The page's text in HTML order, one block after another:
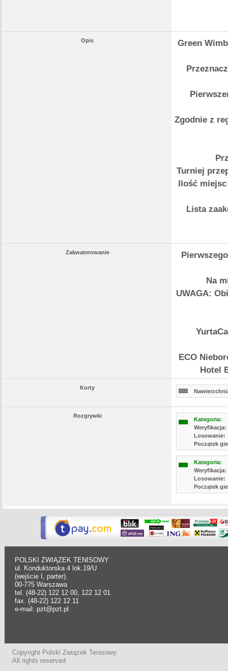
Opis Green
Zgodnie z
Turniej
Ilość
Lista
Zakwaterowanie
Na
UWAGA:
ECO
Hotel
Korty
Rozgrywki
Kategoria:
Weryfikacja:
Losowanie:
Początek
Kategoria:
Weryfikacja:
Losowanie:
Początek
POLSKI ZWIĄZEK TENISOWY
ul. Konduktorska 4 lok.19/U
(wejście I, parter).
00-775 Warszawa
tel. (48-22) 122 12 00, 122 12 01
fax. (48-22) 122 12 11
e-mail: pzt@pzt.pl
Copyright Polski Związek Tenisowy.
All rights reserved